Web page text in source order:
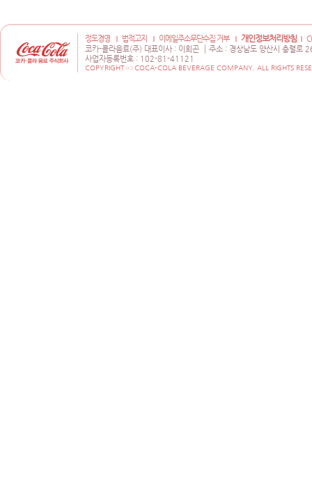
정도경영 법적고지 이메일주소무단수집 거부 개인정보처리방침
코카-콜라음료(주) 대표이사 : 이희곤
주소 : 경상남도 양산시 충렬로
사업자등록번호 : 102-81-41121
COPYRIGHT ⓒ COCA-COLA BEVERAGE COMPANY. ALL RIGHTS